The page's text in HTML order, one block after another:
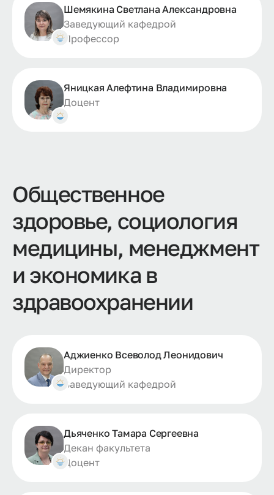
Шемякина Светлана Александровна
Заведующий кафедрой
Профессор
Яницкая Алефтина Владимировна
Доцент
Общественное
здоровье, социология
медицины, менеджмент
и экономика в
здравоохранении
Аджиенко Всеволод Леонидович
Директор
Заведующий кафедрой
Дьяченко Тамара Сергеевна
Декан факультета
Доцент